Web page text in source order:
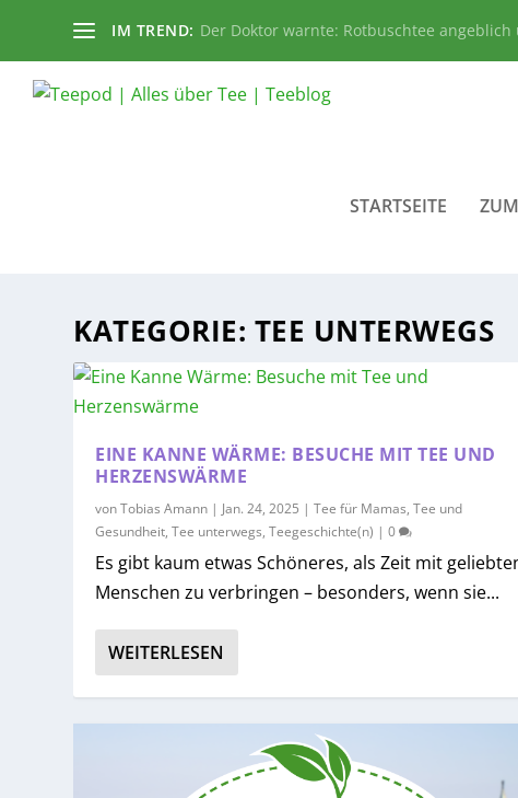
IM TREND: Der Doktor warnte: Rotbuschtee angeblich
STARTSEITE
KATEGORIE: TEE UNTERWEGS
EINE KANNE WÄRME: BESUCHE MIT TEE UND
HERZENSWÄRME
vonTobias Amann | Jan. 24, 2025 |Tee für Mamas,Tee und
Gesundheit,Tee unterwegs,Teegeschichte(n) |0
Es gibt kaum etwas Schöneres, als Zeit mit
Menschen zu verbringen – besonders, wenn sie...
WEITERLESEN